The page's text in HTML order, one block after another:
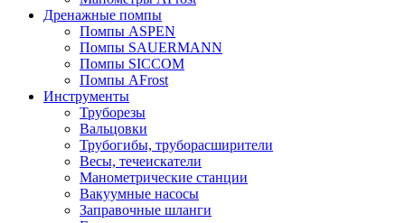
Дренажные помпы
Помпы ASPEN
Помпы SAUERMANN
Помпы SICCOM
Помпы AFrost
Инструменты
Труборезы
Вальцовки
Трубогибы, труборасширители
Весы, течеискатели
Манометрические станции
Вакуумные насосы
Заправочные шланги